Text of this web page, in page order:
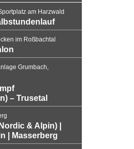
am Harzwald
im Roßbachtal
Grumbach,
– Trusetal
& Alpin) |
| Masserberg